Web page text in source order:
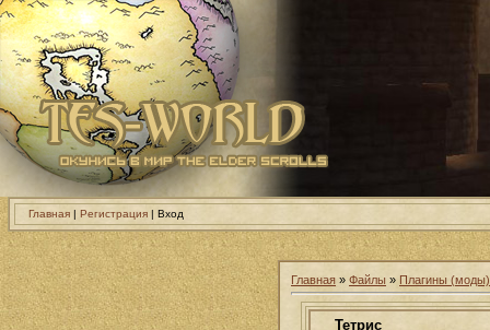
Главная | Регистрация | Вход
Главная » Файлы » Плагины (моды)
Тетрис